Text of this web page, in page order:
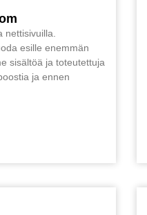
esille enemmän
sisältöä ja toteutettuja
ja ennen